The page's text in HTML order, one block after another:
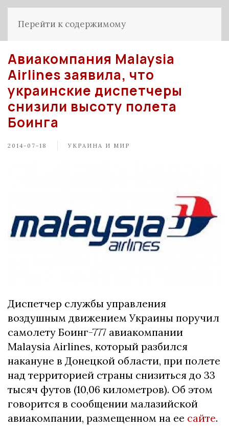
Перейти к содержимому
Авиакомпания Malaysia
Airlines заявила, что
украинские диспетчеры
снизили высоту полета
Боинга
2014-07-18 УКРАИНА И МИР
Диспетчер службы управления
воздушным движением Украины поручил
самолету Боинг-777 авиакомпании
Malaysia Airlines, который разбился
накануне в Донецкой области, при полете
над территорией страны снизиться до 33
тысяч футов (10,06 километров). Об этом
говорится в сообщении малазийской
авиакомпании, размещенном на ее сайте.